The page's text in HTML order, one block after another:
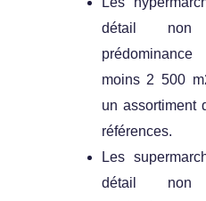
détail non
moins 2 500
un assortiment
références.
Les
détail non